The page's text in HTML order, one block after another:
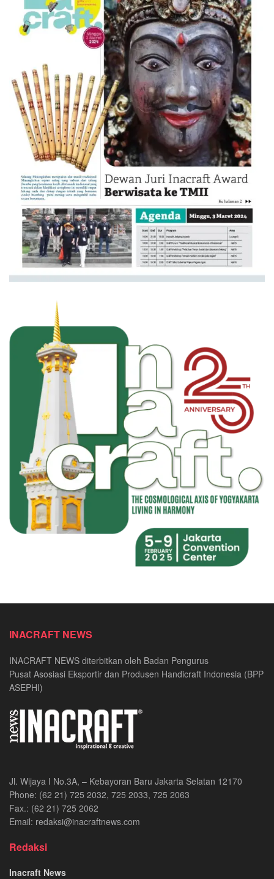
INACRAFT NEWS
INACRAFT NEWS diterbitkan oleh Badan Pengurus
Pusat Asosiasi Eksportir dan Produsen Handicraft Indonesia (BPP
ASEPHI)
Jl. Wijaya I No.3A, – Kebayoran Baru Jakarta Selatan 12170
Phone: (62 21) 725 2032, 725 2033, 725 2063
Fax.: (62 21) 725 2062
Email: redaksi@inacraftnews.com
Redaksi
Inacraft News